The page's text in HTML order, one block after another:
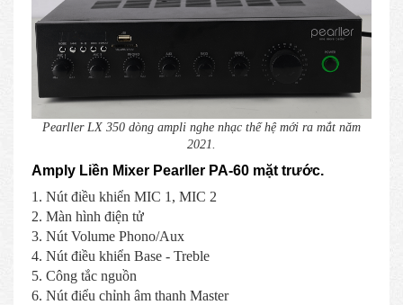
Pearller LX 350 dòng ampli nghe nhạc thế hệ mới ra mắt năm
2021.
Amply Liền Mixer Pearller PA-60 mặt trước.
1. Nút điều khiển MIC 1, MIC 2
2. Màn hình điện tử
3. Nút Volume Phono/Aux
4. Nút điều khiển Base - Treble
5. Công tắc nguồn
6. Nút điểu chỉnh âm thanh Master